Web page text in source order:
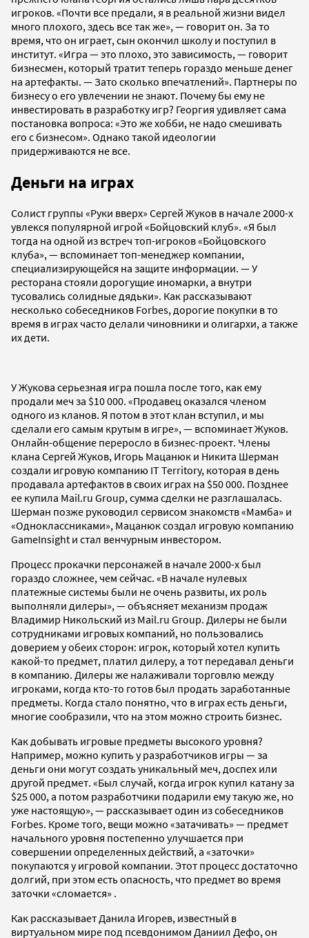
игроков. «Почти все предали, я в реальной жизни видел
много плохого, здесь все так же», — говорит он. За то
время, что он играет, сын окончил школу и поступил в
институт. «Игра — это плохо, это зависимость, — говорит
бизнесмен, который тратит теперь гораздо меньше денег
на артефакты. — Зато сколько впечатлений». Партнеры по
бизнесу о его увлечении не знают. Почему бы ему не
инвестировать в разработку игр? Георгия удивляет сама
постановка вопроса: «Это же хобби, не надо смешивать
его с бизнесом». Однако такой идеологии
придерживаются не все.
Деньги на играх
Солист группы «Руки вверх» Сергей Жуков в начале 2000-х
увлекся популярной игрой «Бойцовский клуб». «Я был
тогда на одной из встреч топ-игроков «Бойцовского
клуба», — вспоминает топ-менеджер компании,
специализирующейся на защите информации. — У
ресторана стояли дорогущие иномарки, а внутри
тусовались солидные дядьки». Как рассказывают
несколько собеседников Forbes, дорогие покупки в то
время в играх часто делали чиновники и олигархи, а также
их дети.
У Жукова серьезная игра пошла после того, как ему
продали меч за $10 000. «Продавец оказался членом
одного из кланов. Я потом в этот клан вступил, и мы
сделали его самым крутым в игре», — вспоминает Жуков.
Онлайн-общение переросло в бизнес-проект. Члены
клана Сергей Жуков, Игорь Мацанюк и Никита Шерман
создали игровую компанию IT Territory, которая в день
продавала артефактов в своих играх на $50 000. Позднее
ее купила Mail.ru Group, сумма сделки не разглашалась.
Шерман позже руководил сервисом знакомств «Мамба» и
«Одноклассниками», Мацанюк создал игровую компанию
GameInsight и стал венчурным инвестором.
Процесс прокачки персонажей в начале 2000-х был
гораздо сложнее, чем сейчас. «В начале нулевых
платежные системы были не очень развиты, их роль
выполняли дилеры», — объясняет механизм продаж
Владимир Никольский из Mail.ru Group. Дилеры не были
сотрудниками игровых компаний, но пользовались
доверием у обеих сторон: игрок, который хотел купить
какой-то предмет, платил дилеру, а тот передавал деньги
в компанию. Дилеры же налаживали торговлю между
игроками, когда кто-то готов был продать заработанные
предметы. Когда стало понятно, что в играх есть деньги,
многие сообразили, что на этом можно строить бизнес.
Как добывать игровые предметы высокого уровня?
Например, можно купить у разработчиков игры — за
деньги они могут создать уникальный меч, доспех или
другой предмет. «Был случай, когда игрок купил катану за
$25 000, а потом разработчики подарили ему такую же, но
уже настоящую», — рассказывает один из собеседников
Forbes. Кроме того, вещи можно «затачивать» — предмет
начального уровня постепенно улучшается при
совершении определенных действий, а «заточки»
покупаются у игровой компании. Этот процесс достаточно
долгий, при этом есть опасность, что предмет во время
заточки «сломается» .
Как рассказывает Данила Игорев, известный в
виртуальном мире под псевдонимом Даниил Дефо, он